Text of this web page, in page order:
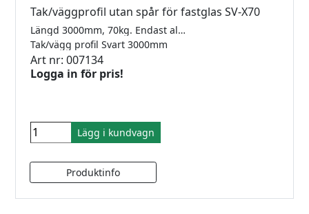
Tak/väggprofil utan spår för fastglas SV-X70
Längd 3000mm, 70kg. Endast aluminiumprofil, komplettera med nödvändiga beslag.
Tak/vägg profil Svart 3000mm
Art nr: 007134
Logga in för pris!
Lägg i kundvagn